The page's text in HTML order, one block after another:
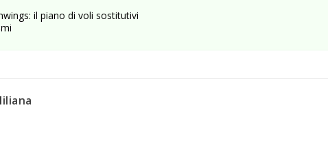
il piano di voli sostitutivi
liliana